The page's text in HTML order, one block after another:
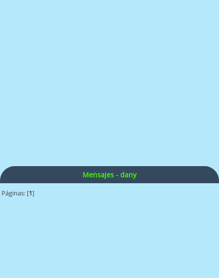
Mensajes - dany
Páginas: [1]